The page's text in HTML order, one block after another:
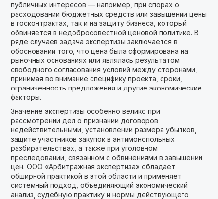
публичных интересов — например, при спорах о
расходовании бюджетных средств или завышении цены
в госконтрактах, так и на защиту бизнеса, который
обвиняется в недобросовестной ценовой политике. В
ряде случаев задача экспертизы заключается в
обосновании того, что цена была сформирована на
рыночных основаниях или являлась результатом
свободного согласования условий между сторонами,
принимая во внимание специфику проекта, сроки,
ограниченность предложения и другие экономические
факторы.
Значение экспертизы особенно велико при
рассмотрении дел о признании договоров
недействительными, установлении размера убытков,
защите участников закупок в антимонопольных
разбирательствах, а также при уголовном
преследовании, связанном с обвинениями в завышении
цен. ООО «Арбитражная экспертиза» обладает
обширной практикой в этой области и применяет
системный подход, объединяющий экономический
анализ, судебную практику и нормы действующего